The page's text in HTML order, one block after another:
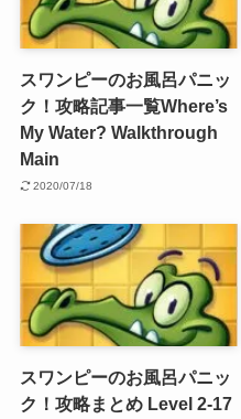
スワンピーのお風呂パニッ
ク！攻略記事一覧Where’s
My Water? Walkthrough
Main
2020/07/18
スワンピーのお風呂パニッ
ク！攻略まとめ Level 2-17